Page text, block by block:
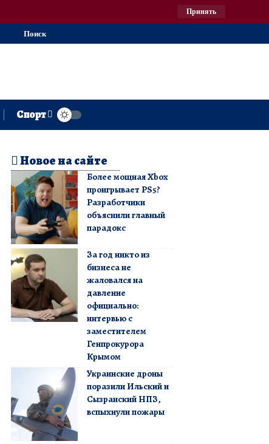
Принять
Поиск
Спорт
Новое на сайте
Более мощная Xbox
проигрывает PS5?
Разработчики
объяснили главный
парадокс
За год никто из
бизнеса не
жаловался на
давление
официально:
интервью с
заместителем
Генпрокурора
Крымом
Украинские дроны
поразили Ильский и
Сызранский НПЗ,
вспыхнули пожары